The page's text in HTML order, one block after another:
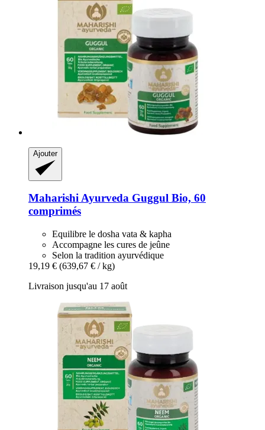
Ajouter
Maharishi Ayurveda Guggul Bio, 60
comprimés
Equilibre le dosha vata & kapha
Accompagne les cures de jeûne
Selon la tradition ayurvédique
19,19 € (639,67 € / kg)
Livraison jusqu'au 17 août